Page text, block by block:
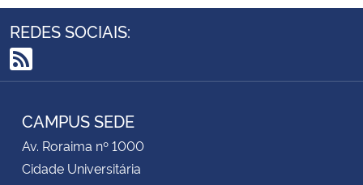
REDES SOCIAIS:
RSS
CAMPUS SEDE
Av. Roraima nº 1000
Cidade Universitária